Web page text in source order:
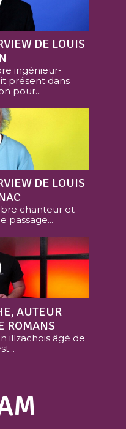
DE LOUIS
ingénieur-
présent dans
pour...
DE LOUIS
chanteur et
passage...
AUTEUR
ROMANS
illzachois âgé de